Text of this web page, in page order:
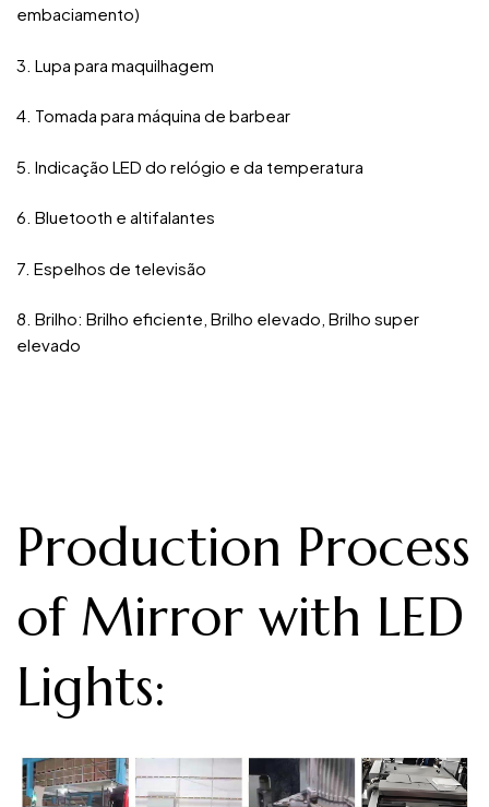
embaciamento)
3. Lupa para maquilhagem
4. Tomada para máquina de barbear
5. Indicação LED do relógio e da temperatura
6. Bluetooth e altifalantes
7. Espelhos de televisão
8. Brilho: Brilho eficiente, Brilho elevado, Brilho super
elevado
Production Process
of Mirror with LED
Lights: